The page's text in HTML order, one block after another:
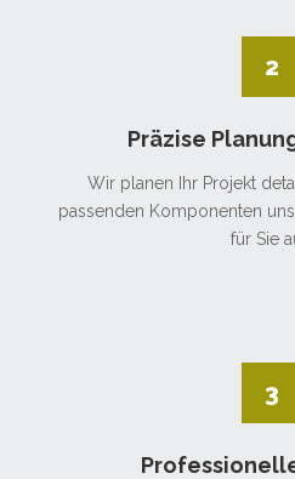
2
Präzise
Wir planen Ihr Projekt
passenden Komponenten
für Sie
3